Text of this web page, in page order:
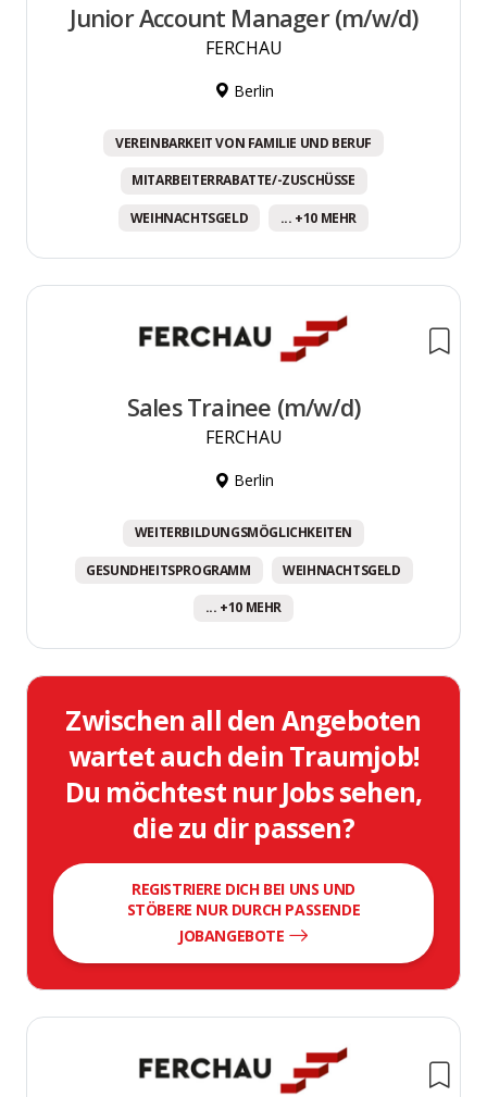
Junior Account Manager (m/w/d)
FERCHAU
Berlin
VEREINBARKEIT VON FAMILIE UND BERUF
MITARBEITERRABATTE/-ZUSCHÜSSE
WEIHNACHTSGELD ... +10 MEHR
Sales Trainee (m/w/d)
FERCHAU
Berlin
WEITERBILDUNGSMÖGLICHKEITEN
GESUNDHEITSPROGRAMM WEIHNACHTSGELD
... +10 MEHR
Zwischen all den Angeboten
wartet auch dein Traumjob!
Du möchtest nur Jobs sehen,
die zu dir passen?
REGISTRIERE DICH BEI UNS UND
STÖBERE NUR DURCH PASSENDE
JOBANGEBOTE